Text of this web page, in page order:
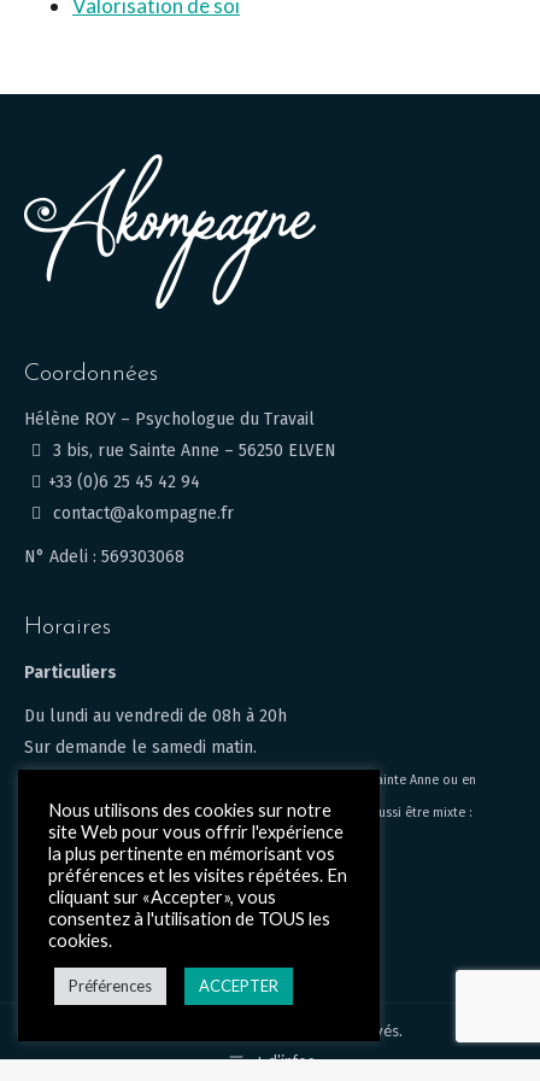
Valorisation de soi
Coordonnées
Hélène ROY – Psychologue du Travail
3 bis, rue Sainte Anne – 56250 ELVEN
+33 (0)6 25 45 42 94
contact@akompagne.fr
N° Adeli : 569303068
Horaires
Particuliers
Du lundi au vendredi de 08h à 20h
Sur demande le samedi matin.
Les consultations peuvent être en présentiel au 3, bis rue sainte Anne ou en
distanciel via Google meet, Zoom ou skype. Elles peuvent aussi être mixte :
présentiel, distanciel selon disponibilités.
Intervention en entreprise
Du lundi au vendredi 08h30 à 19h
© Akompagne - Tous droits réservés.
+ d'infos
Nous utilisons des cookies sur notre
site Web pour vous offrir l'expérience
la plus pertinente en mémorisant vos
préférences et les visites répétées. En
cliquant sur «Accepter», vous
consentez à l'utilisation de TOUS les
cookies.
Préférences ACCEPTER